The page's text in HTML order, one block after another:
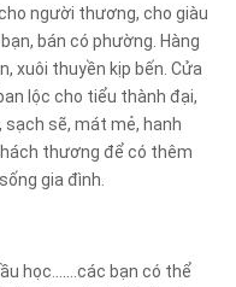
người thương, cho giàu
bán có phường. Hàng
xuôi thuyền kịp bến. Cửa
lộc cho tiểu thành đại,
sẽ, mát mẻ, hanh
thương để có thêm
gia đình.
học.......các bạn có thể